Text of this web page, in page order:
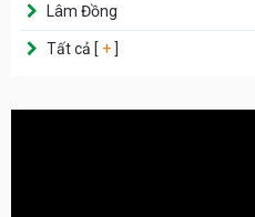
Lâm Đồng
Tất cả [ + ]